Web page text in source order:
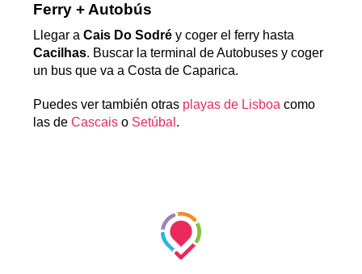
Ferry + Autobús
Llegar aCais Do Sodré y coger el ferry hasta
Cacilhas. Buscar la terminal de Autobuses y coger
un bus que va a Costa de Caparica.
Puedes ver también otras playas de Lisboa como
las deCascais o Setúbal .